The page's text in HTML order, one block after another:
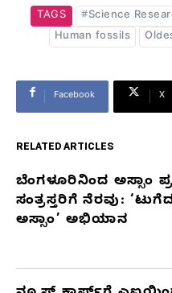
TAGS #Science
Human fossils
Facebook X
RELATED ARTICLES
RELATED
ARTICLES
ಬೆಂಗಳೂರಿನಿಂದ ಅಸ್ಸಾಂ
ಸಂತ್ರಸ್ತರಿಗೆ ನೆರವು:
ಅಸ್ಸಾಂ’ ಅಭಿಯಾನ